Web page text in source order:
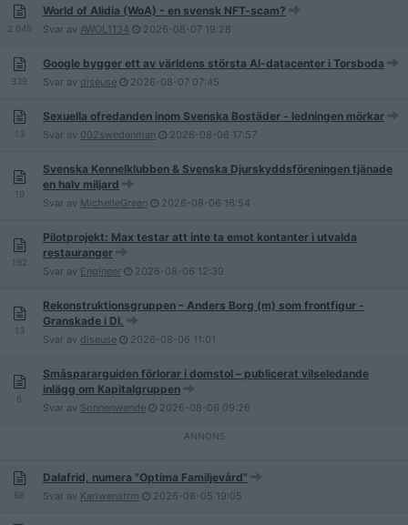
2 649
World of Alidia (WoA) - en svensk NFT-scam?
Svar av AWOL1134 2026-08-07 19:28
339
Google bygger ett av världens största AI-datacenter i Torsboda
Svar av diseuse 2026-08-07 07:45
13
Sexuella ofredanden inom Svenska Bostäder - ledningen mörkar
Svar av 002swedenman 2026-08-06 17:57
19
Svenska Kennelklubben & Svenska Djurskyddsföreningen tjänade
en halv miljard
Svar av MichelleGreen 2026-08-06 16:54
192
Pilotprojekt: Max testar att inte ta emot kontanter i utvalda
restauranger
Svar av Engineer 2026-08-06 12:39
13
Rekonstruktionsgruppen – Anders Borg (m) som frontfigur -
Granskade i DI.
Svar av diseuse 2026-08-06 11:01
6
Småspararguiden förlorar i domstol – publicerat vilseledande
inlägg om Kapitalgruppen
Svar av Sonnenwende 2026-08-06 09:26
86
Dalafrid, numera "Optima Familjevård"
Svar av Karlwenstrm 2026-08-05 19:05